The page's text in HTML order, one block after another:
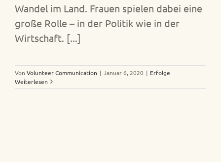
Wandel im Land. Frauen spielen dabei eine
große Rolle – in der Politik wie in der
Wirtschaft. [...]
Von Volunteer Communication | Januar 6, 2020 | Erfolge
Weiterlesen